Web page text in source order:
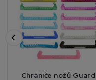
Chrániče nožů Guard